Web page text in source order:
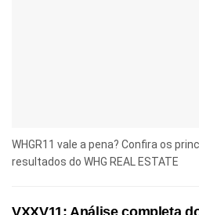
WHGR11 vale a pena? Confira os
resultados do WHG REAL ESTATE
VXXV11: Análise completa